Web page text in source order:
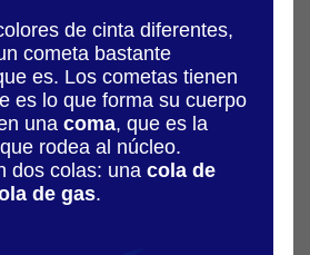
de cinta diferentes,
cometa bastante
es. Los cometas tienen
es lo que forma su cuerpo
una coma, que es la
rodea al núcleo.
dos colas: una cola de
de gas.